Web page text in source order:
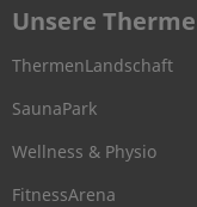
Unsere Therme
ThermenLandschaft
SaunaPark
Wellness & Physio
FitnessArena